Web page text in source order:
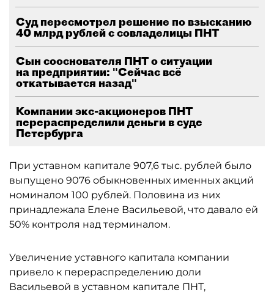
Суд пересмотрел решение по взысканию
40 млрд рублей с совладелицы ПНТ
Сын сооснователя ПНТ о ситуации
на предприятии: "Сейчас всё
откатывается назад"
Компании экс-акционеров ПНТ
перераспределили деньги в суде
Петербурга
При уставном капитале 907,6 тыс. рублей было
выпущено 9076 обыкновенных именных акций
номиналом 100 рублей. Половина из них
принадлежала Елене Васильевой, что давало ей
50% контроля над терминалом.
Увеличение уставного капитала компании
привело к перераспределению доли
Васильевой в уставном капитале ПНТ,